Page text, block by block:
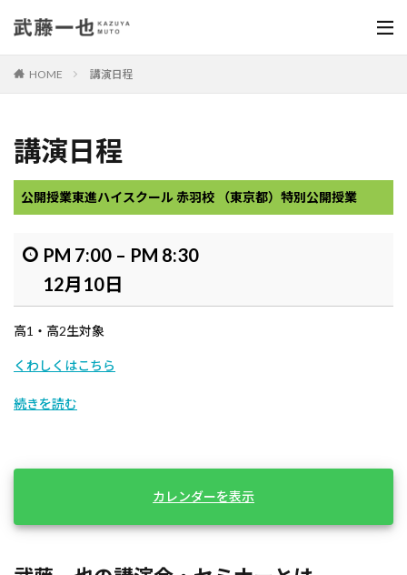
HOME 講演日程
講演日程
公開授業東進ハイスクール 赤羽校 （東京都）特別公開授業
PM 7:00 – PM 8:30
12月10日
高1・高2生対象
くわしくはこちら
続きを読む
カレンダーを表示